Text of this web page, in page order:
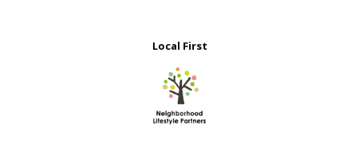
Local First